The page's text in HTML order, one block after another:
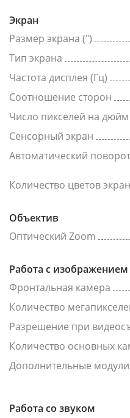
Экран
Размер экрана (")
Тип экрана
Частота дисплея (Гц)
Соотношение сторон
Число пикселей на дюйм
Сенсорный экран
Автоматический
Количество цветов
Объектив
Оптический Zoom
Работа с изображением
Фронтальная камера
Количество
Разрешение при
Количество основных
Дополнительные
Работа со звуком